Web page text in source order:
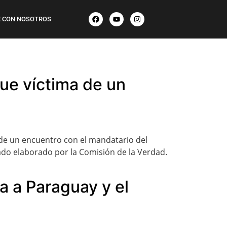
CON NOSOTROS
víctima de un
un encuentro con el mandatario del
elaborado por la Comisión de la Verdad.
a Paraguay y el